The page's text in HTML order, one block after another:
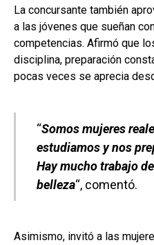
La concursante también
a las jóvenes que sueñan
competencias. Afirmó que
disciplina, preparación
pocas veces se aprecia
“Somos mujeres
estudiamos y nos
Hay mucho trabajo
belleza“, comentó.
Asimismo, invitó a las